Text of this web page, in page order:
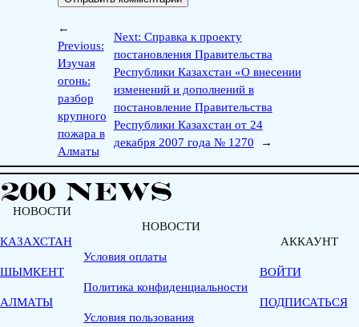
←
Previous:
Изучая
огонь:
разбор
крупного
пожара в
Алматы
Next: Справка к проекту
постановления Правительства
Республики Казахстан «О внесении
изменений и дополнений в
постановление Правительства
Республики Казахстан от 24
декабря 2007 года № 1270
→
НОВОСТИ
КАЗАХСТАН
ШЫМКЕНТ
АЛМАТЫ
НОВОСТИ
Условия оплаты
Политика конфиденциальности
Условия пользования
АККАУНТ
ВОЙТИ
ПОДПИСАТЬСЯ